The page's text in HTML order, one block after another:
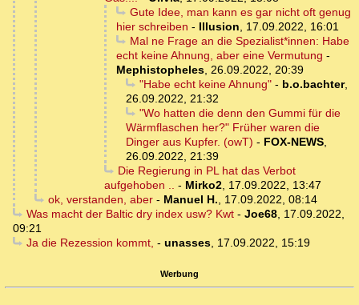
Gute Idee, man kann es gar nicht oft genug
hier schreiben - Illusion
17.09.2022, 16:01
Mal ne Frage an die Spezialist*innen: Habe
echt keine Ahnung, aber eine Vermutung -
Mephistopheles 26.09.2022, 20:39
"Habe echt keine Ahnung"- b.o.bachter,
26.09.2022, 21:32
"Wo hatten die denn den Gummi für die
Wärmflaschen her?" Früher waren die
Dinger aus Kupfer. (owT) - FOX-NEWS
26.09.2022, 21:39
Die Regierung in PL hat das Verbot
aufgehoben ..
- Mirko2 17.09.2022, 13:47
ok, verstanden, aber- Manuel H.
17.09.2022, 08:14
Was macht der Baltic dry index usw? Kwt- Joe68, 17.09.2022,
09:21
Ja die Rezession kommt, - unasses, 17.09.2022, 15:19
Werbung